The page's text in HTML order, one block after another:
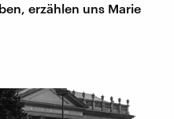
erzählen uns Marie